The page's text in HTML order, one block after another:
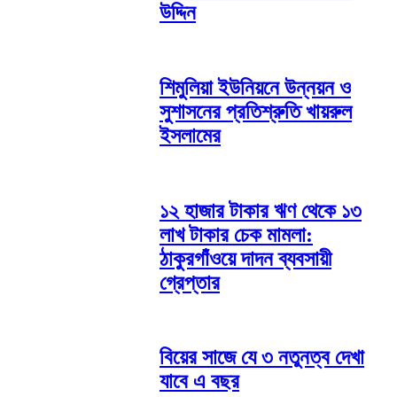
উদ্দিন
শিমুলিয়া ইউনিয়নে উন্নয়ন ও
সুশাসনের প্রতিশ্রুতি খায়রুল
ইসলামের
১২ হাজার টাকার ঋণ থেকে ১৩
লাখ টাকার চেক মামলা:
ঠাকুরগাঁওয়ে দাদন ব্যবসায়ী
গ্রেপ্তার
বিয়ের সাজে যে ৩ নতুনত্ব দেখা
যাবে এ বছর